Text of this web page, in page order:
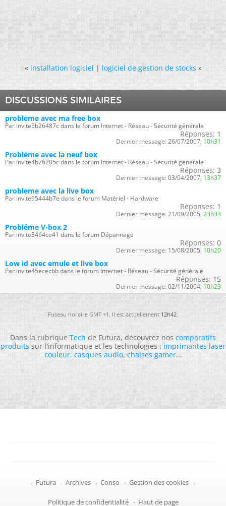
« installation logiciel|logiciel de gestion de stocks »
DISCUSSIONS SIMILAIRES
probleme avec ma free box
Par invite5b26487c dans le forum Internet - Réseau - Sécurité générale
Réponses: 1
Dernier message: 26/07/2007, 10h31
Problème avec la neuf box
Par invite4b76205c dans le forum Internet - Réseau - Sécurité générale
Réponses: 3
Dernier message: 03/04/2007, 13h37
probleme avec la live box
Par invite95444b7e dans le forum Matériel - Hardware
Réponses: 1
Dernier message: 21/09/2005, 23h33
Probléme V-box 2
Par invite3464ce41 dans le forum Dépannage
Réponses: 0
Dernier message: 15/08/2005, 10h20
Low id avec emule et live box
Par invite45ececbb dans le forum Internet - Réseau - Sécurité générale
Réponses: 15
Dernier message: 02/11/2004, 10h23
Fuseau horaire GMT +1. Il est actuellement12h42.
Dans la rubriqueTechde Futura, découvrez noscomparatifs
produitssur l'informatique et les technologies :imprimantes laser
couleur,casques audio,chaises gamer...
- Futura - Archives - Conso - Gestion des cookies -
Politique de confidentialité - Haut de page